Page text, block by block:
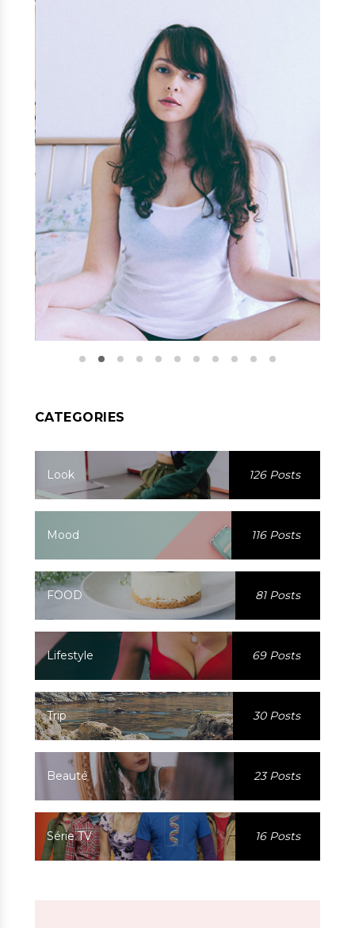
CATEGORIES
Look 126 Posts
Mood 116 Posts
FOOD 81 Posts
Lifestyle 69 Posts
Trip 30 Posts
Beauté 23 Posts
Série TV 16 Posts